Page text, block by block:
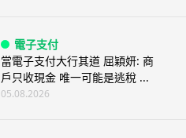
電子支付
當電子支付大行其道 屈穎妍: 商
戶只收現金 唯一可能是逃稅 ...
05.08.2026